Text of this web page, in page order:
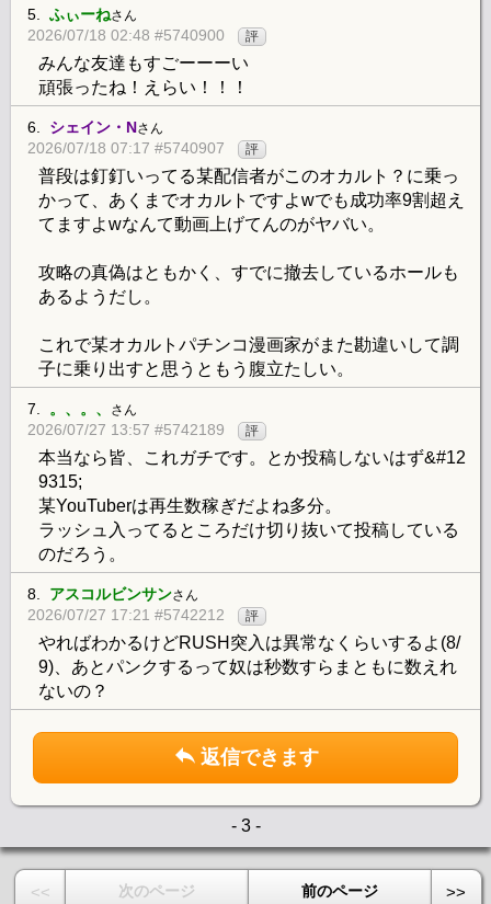
5. ふぃーねさん
2026/07/18 02:48 #5740900 評
みんな友達もすごーーーい
頑張ったね！えらい！！！
6. シェイン・Nさん
2026/07/18 07:17 #5740907 評
普段は釘釘いってる某配信者がこのオカルト？に乗っ
かって、あくまでオカルトですよwでも成功率9割超え
てますよwなんて動画上げてんのがヤバい。
攻略の真偽はともかく、すでに撤去しているホールも
あるようだし。
これで某オカルトパチンコ漫画家がまた勘違いして調
子に乗り出すと思うともう腹立たしい。
7. 。、。、 さん
2026/07/27 13:57 #5742189 評
本当なら皆、これガチです。とか投稿しないはず&#12
9315;
某YouTuberは再生数稼ぎだよね多分。
ラッシュ入ってるところだけ切り抜いて投稿している
のだろう。
8. アスコルビンサンさん
2026/07/27 17:21 #5742212 評
やればわかるけどRUSH突入は異常なくらいするよ(8/
9)、あとパンクするって奴は秒数すらまともに数えれ
ないの？
返信できます
- 3 -
<< 次のページ 前のページ >>